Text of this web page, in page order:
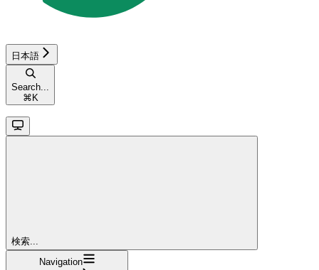
日本語
Search...
⌘ K
検索...
Navigation